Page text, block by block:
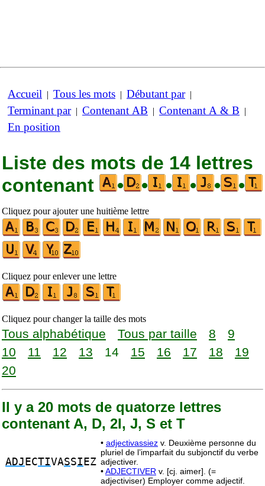
Accueil | Tous les mots | Débutant par|
Terminant par| Contenant AB | Contenant A & B |
En position
Liste des mots de 14 lettres
contenant
• • • • • •
Cliquez pour ajouter une huitième lettre
Cliquez pour enlever une lettre
Cliquez pour changer la taille des mots
Tous alphabétique Tous par taille 8
9
10
11 12 13 14 15 16 17 18
19
20
Il y a 20 mots de quatorze lettres
contenant A, D, 2I, J, S et T
ADJ ECTIVASSI EZ
• adjectivassiez v. Deuxième personne du
pluriel de l’imparfait du subjonctif du verbe
adjectiver.
•ADJECTIVER v. [cj. aimer]. (=
adjectiviser) Employer comme adjectif.